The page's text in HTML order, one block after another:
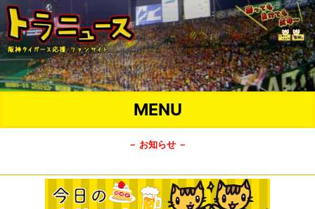
MENU
－ お知らせ －